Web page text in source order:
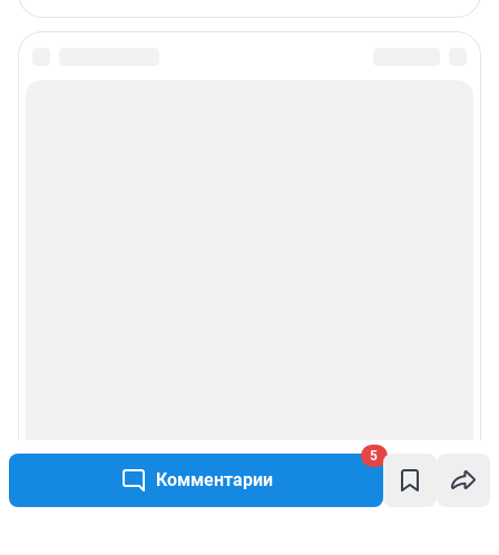
Комментарии
5